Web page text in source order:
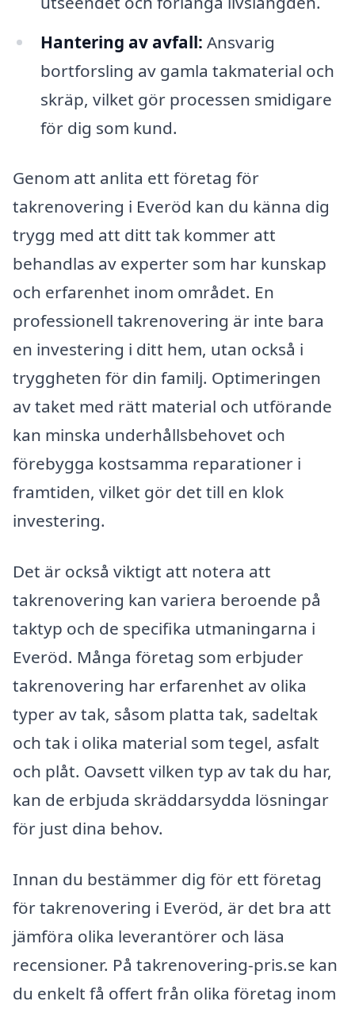
Hantering av avfall: Ansvarig
bortforsling av gamla takmaterial och
skräp, vilket gör processen smidigare
för dig som kund.
Genom att anlita ett företag för
takrenovering i Everöd kan du känna dig
trygg med att ditt tak kommer att
behandlas av experter som har kunskap
och erfarenhet inom området. En
professionell takrenovering är inte bara
en investering i ditt hem, utan också i
tryggheten för din familj. Optimeringen
av taket med rätt material och utförande
kan minska underhållsbehovet och
förebygga kostsamma reparationer i
framtiden, vilket gör det till en klok
investering.
Det är också viktigt att notera att
takrenovering kan variera beroende på
taktyp och de specifika utmaningarna i
Everöd. Många företag som erbjuder
takrenovering har erfarenhet av olika
typer av tak, såsom platta tak, sadeltak
och tak i olika material som tegel, asfalt
och plåt. Oavsett vilken typ av tak du har,
kan de erbjuda skräddarsydda lösningar
för just dina behov.
Innan du bestämmer dig för ett företag
för takrenovering i Everöd, är det bra att
jämföra olika leverantörer och läsa
recensioner. På takrenovering-pris.se kan
du enkelt få offert från olika företag inom